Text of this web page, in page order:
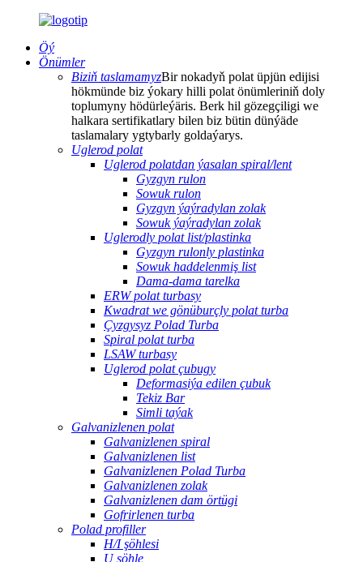
Öý
Önümler
Biziň taslamamyzBir nokadyň polat üpjün edijisi
hökmünde biz ýokary hilli polat önümleriniň doly
toplumyny hödürleýäris. Berk hil gözegçiligi we
halkara sertifikatlary bilen biz bütin dünýäde
taslamalary ygtybarly goldaýarys.
Uglerod polat
Uglerod polatdan ýasalan spiral/lent
Gyzgyn rulon
Sowuk rulon
Gyzgyn ýaýradylan zolak
Sowuk ýaýradylan zolak
Uglerodly polat list/plastinka
Gyzgyn rulonly plastinka
Sowuk haddelenmiş list
Dama-dama tarelka
ERW polat turbasy
Kwadrat we gönüburçly polat turba
Çyzgysyz Polad Turba
Spiral polat turba
LSAW turbasy
Uglerod polat çubugy
Deformasiýa edilen çubuk
Tekiz Bar
Simli taýak
Galvanizlenen polat
Galvanizlenen spiral
Galvanizlenen list
Galvanizlenen Polad Turba
Galvanizlenen zolak
Galvanizlenen dam örtügi
Gofrirlenen turba
Polad profiller
H/I şöhlesi
U şöhle